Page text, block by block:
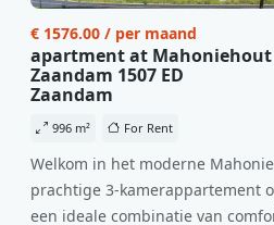
€ 1576.00 / per maand
apartment at
Zaandam 1507 ED
Zaandam
996 m² For Rent
Welkom in het moderne
prachtige 3-kamerappartement
een ideale combinatie van